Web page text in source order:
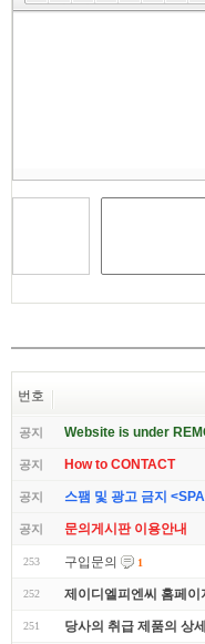
도
번호
공지 Website is under
공지 How to CONTACT
공지 스팸 및 광고 금지
공지 문의게시판 이용안내
253 구입문의 1
252 제이디엘피엔씨 홈페
251 당사의 취급 제품의 상